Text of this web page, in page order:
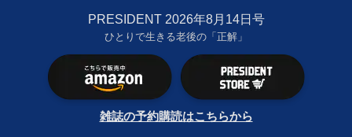
PRESIDENT 2026年8月14日号
ひとりで生きる老後の「正解」
雑誌の予約購読はこちらから